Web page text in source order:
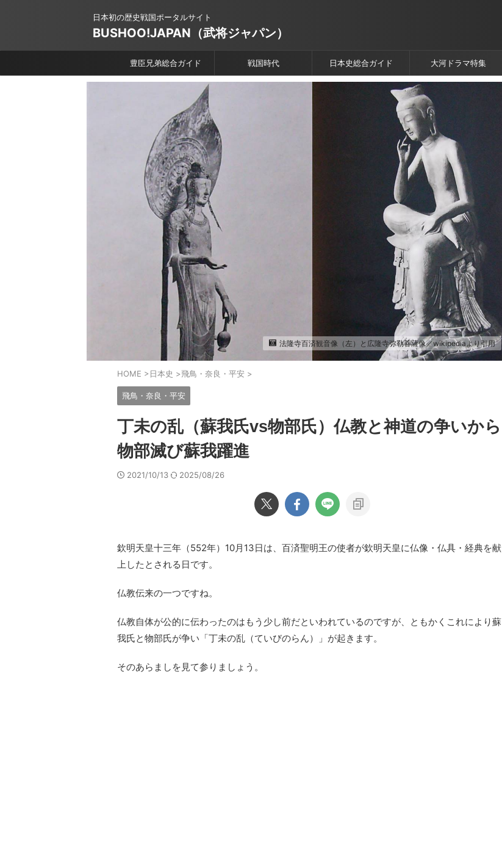
日本初の歴史戦国ポータルサイト
BUSHOO!JAPAN（武将ジャパン）
豊臣兄弟総合ガイド 戦国時代 日本史総合ガイド 大河ドラマ特集
法隆寺百済観音像（左）と広隆寺弥勒菩薩像／wikipediaより引用
HOME >日本史 >飛鳥・奈良・平安 >
飛鳥・奈良・平安
丁未の乱（蘇我氏vs物部氏）仏教と神道の争いから
物部滅び蘇我躍進
2021/10/13 2025/08/26
欽明天皇十三年（552年）10月13日は、百済聖明王の使者が欽明天皇に仏像・仏具・経典を献
上したとされる日です。
仏教伝来の一つですね。
仏教自体が公的に伝わったのはもう少し前だといわれているのですが、ともかくこれにより蘇
我氏と物部氏が争い「丁未の乱（ていびのらん）」が起きます。
そのあらましを見て参りましょう。